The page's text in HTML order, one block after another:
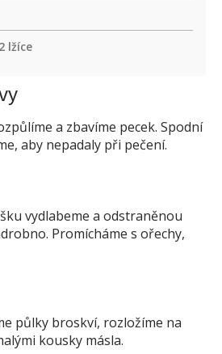
2 lžíce
a zbavíme pecek. Spodní
aby nepadaly při pečení.
vydlabeme a odstraněnou
Promícháme s ořechy,
půlky broskví, rozložíme na
kousky másla.